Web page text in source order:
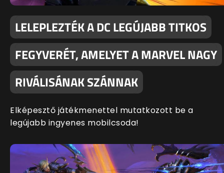
LELEPLEZTÉK A DC LEGÚJABB TITKOS
FEGYVERÉT, AMELYET A MARVEL NAGY
RIVÁLISÁNAK SZÁNNAK
Elképesztő játékmenettel mutatkozott be a
legújabb ingyenes mobilcsoda!